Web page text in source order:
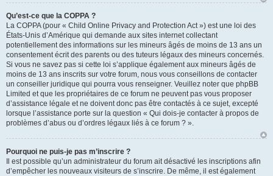
Qu’est-ce que la COPPA ?
La COPPA (pour « Child Online Privacy and Protection Act ») est une loi des
États-Unis d’Amérique qui demande aux sites internet collectant
potentiellement des informations sur les mineurs âgés de moins de 13 ans un
consentement écrit des parents ou des tuteurs légaux des mineurs concernés.
Si vous ne savez pas si cette loi s’applique également aux mineurs âgés de
moins de 13 ans inscrits sur votre forum, nous vous conseillons de contacter
un conseiller juridique qui pourra vous renseigner. Veuillez noter que phpBB
Limited et que les propriétaires de ce forum ne peuvent pas vous proposer
d’assistance légale et ne doivent donc pas être contactés à ce sujet, excepté
lorsque l’assistance porte sur la question « Qui dois-je contacter à propos de
problèmes d’abus ou d’ordres légaux liés à ce forum ? ».
Pourquoi ne puis-je pas m’inscrire ?
Il est possible qu’un administrateur du forum ait désactivé les inscriptions afin
d’empêcher les nouveaux visiteurs de s’inscrire. De même, il est également